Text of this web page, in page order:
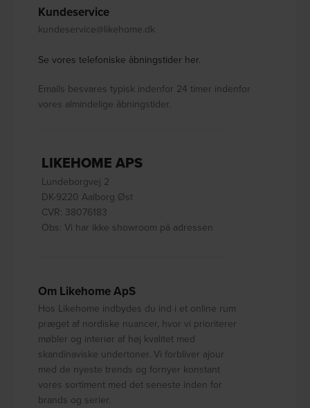
Kundeservice
kundeservice@likehome.dk
Se vores telefoniske åbningstider her.
Emails besvares typisk indenfor 24 timer indenfor
vores almindelige åbningstider.
LIKEHOME APS
Lundeborgvej 2
DK-9220 Aalborg Øst
CVR: 38076183
Obs: Vi har ikke showroom på adressen
Om Likehome ApS
Hos Likehome indbydes du ind i et online rum
præget af nordiske nuancer, hvor vi prioriterer
møbler og interiør af høj kvalitet med
skandinaviske undertoner. Vi forbliver ajour
med de nyeste trends og fornyer konstant
vores sortiment med det seneste inden for
brands og serier.